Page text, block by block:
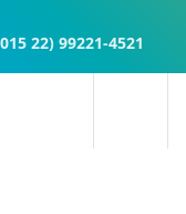
22) 99221-4521